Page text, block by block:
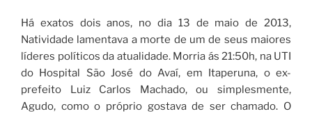
Há exatos dois anos, no dia 13 de maio de 2013,
Natividade lamentava a morte de um de seus maiores
líderes políticos da atualidade. Morria ás 21:50h, na UTI
do Hospital São José do Avaí, em Itaperuna, o ex-
prefeito Luiz Carlos Machado, ou simplesmente,
Agudo, como o próprio gostava de ser chamado. O